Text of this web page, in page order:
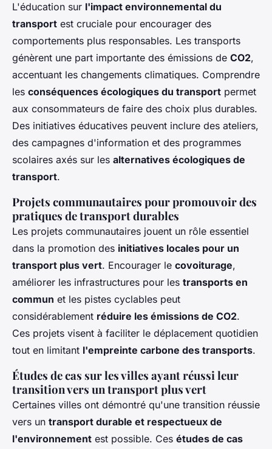
L'éducation sur l'impact environnemental du
transport est cruciale pour encourager des
comportements plus responsables. Les transports
génèrent une part importante des émissions de CO2,
accentuant les changements climatiques. Comprendre
les conséquences écologiques du transport permet
aux consommateurs de faire des choix plus durables.
Des initiatives éducatives peuvent inclure des ateliers,
des campagnes d'information et des programmes
scolaires axés sur les alternatives écologiques de
transport.
Projets communautaires pour promouvoir des
pratiques de transport durables
Les projets communautaires jouent un rôle essentiel
dans la promotion des initiatives locales pour un
transport plus vert. Encourager le covoiturage,
améliorer les infrastructures pour les transports en
commun et les pistes cyclables peut
considérablement réduire les émissions de CO2.
Ces projets visent à faciliter le déplacement quotidien
tout en limitant l'empreinte carbone des transports.
Études de cas sur les villes ayant réussi leur
transition vers un transport plus vert
Certaines villes ont démontré qu'une transition réussie
vers un transport durable et respectueux de
l'environnement est possible. Ces études de cas